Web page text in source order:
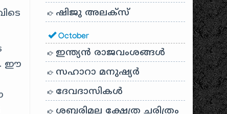
ഈ
ഷിജു അലക്സ്
October
ഇന്ത്യൻ രാജവംശങ്ങൾ
സഹാറാ മനുഷ്യർ
ദേവദാസികൾ
ശബരിമല ക്ഷേത്ര ചരിത്രം